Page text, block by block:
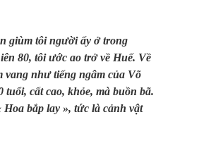
giùm tôi người ấy ở trong
80, tôi ước ao trở về Huế. Về
vang như tiếng ngâm của Võ
cất cao, khỏe, mà buồn bã.
bắp lay », tức là cảnh vật